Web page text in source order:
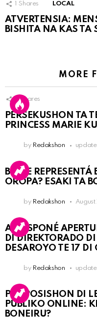
Shares LOCAL
ATVERTENSIA:
BISHITA NA KAS TA
MORE
Shares
PERSEKUSHON TA
PRINCESS MARIE
by Redakshon
BO KE
OROPA? ESAKI TA
by Redakshon
A POSPONÉ
DI DIREKTORADO
DESAROYO TE 17
by Redakshon
PROPOSISHON DI
PÚBLIKO ONLINE:
BONEIRU?